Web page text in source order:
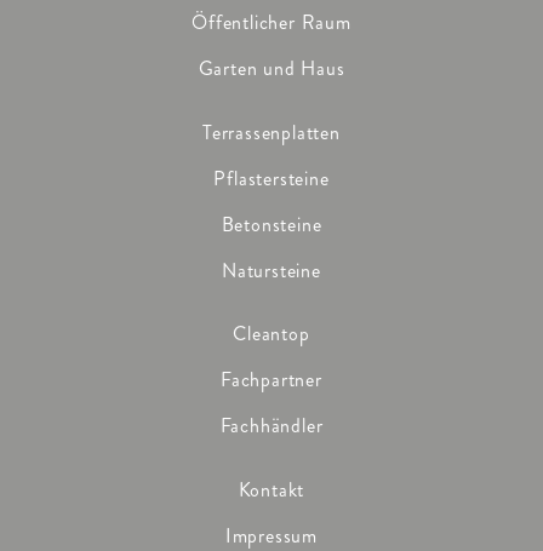
Öffentlicher Raum
Garten und Haus
Terrassenplatten
Pflastersteine
Betonsteine
Natursteine
Cleantop
Fachpartner
Fachhändler
Kontakt
Impressum